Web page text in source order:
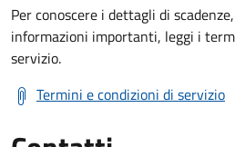
Per conoscere i dettagli di
informazioni importanti, leggi i
servizio.
Termini e condizioni di servizio